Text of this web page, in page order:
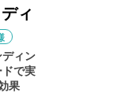
ィ
ディン
で実
果